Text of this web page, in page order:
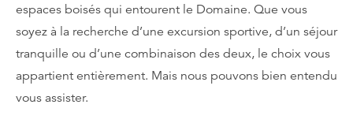
espaces boisés qui entourent le Domaine. Que vous
soyez à la recherche d’une excursion sportive, d’un séjour
tranquille ou d’une combinaison des deux, le choix vous
appartient entièrement. Mais nous pouvons bien entendu
vous assister.